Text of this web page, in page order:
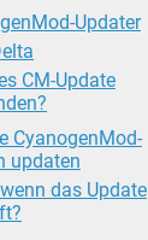
Updater
CM-Update
CyanogenMod-
updaten
das Update